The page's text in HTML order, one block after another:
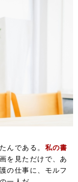
んである。 私の書
を見ただけで、あ
の仕事に、モルフ